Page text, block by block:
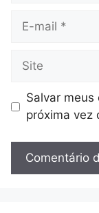
Site
Salvar
próxima vez